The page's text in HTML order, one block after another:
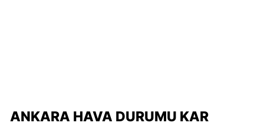
ANKARA HAVA DURUMU KAR